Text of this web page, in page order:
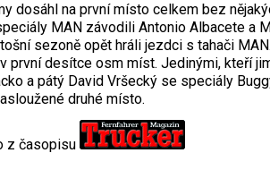
dosáhl na první místo celkem bez
MAN závodili Antonio Albacete a
sezoně opět hráli jezdci s tahači
první desítce osm míst. Jedinými, kteří
a pátý David Vršecký se speciály
druhé místo.
z časopisu